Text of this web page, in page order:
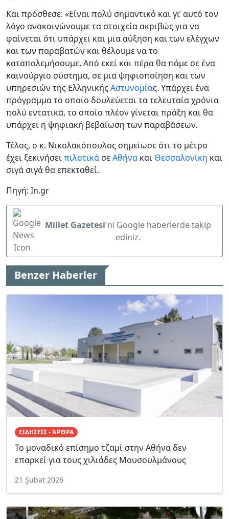
Και πρόσθεσε: «Είναι πολύ σημαντικό και γι’ αυτό τον
λόγο ανακοινώνουμε τα στοιχεία ακριβώς για να
φαίνεται ότι υπάρχει και μια αύξηση και των ελέγχων
και των παραβατών και θέλουμε να το
καταπολεμήσουμε. Από εκεί και πέρα θα πάμε σε ένα
καινούργιο σύστημα, σε μια ψηφιοποίηση και των
υπηρεσιών της ΕλληνικήςΑστυνομίας. Υπάρχει ένα
πρόγραμμα το οποίο δουλεύεται τα τελευταία χρόνια
πολύ εντατικά, το οποίο πλέον γίνεται πράξη και θα
υπάρχει η ψηφιακή βεβαίωση των παραβάσεων.
Τέλος, ο κ. Νικολακόπουλος σημείωσε ότι το μέτρο
έχει ξεκινήσειπιλοτικά σεΑθήνα και Θεσσαλονίκη και
σιγά σιγά θα επεκταθεί.
Πηγή: In.gr
Millet Gazetesi'ni Google haberlerde takip
ediniz.
Benzer Haberler
ΕΙΔΗΣΕΙΣ - ΆΡΘΡΑ
Το μοναδικό επίσημο τζαμί στην Αθήνα δεν
επαρκεί για τους χιλιάδες Μουσουλμάνους
21 Şubat 2026